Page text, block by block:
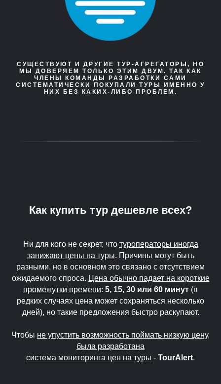
СУЩЕСТВУЮТ И ДРУГИЕ ТУР-АГРЕГАТОРЫ, НО
МЫ ДОВЕРЯЕМ ТОЛЬКО ЭТИМ ДВУМ. ТАК КАК
ЧЛЕНЫ КОМАНДЫ РАЗРАБОТКИ САМИ
СИСТЕМАТИЧЕСКИ ПОКУПАЛИ ТУРЫ ИМЕННО У
НИХ БЕЗ КАКИХ-ЛИБО ПРОБЛЕМ.
Как купить тур дешевле всех?
Ни для кого не секрет, что туроператоры иногда
занижают цены на туры. Причины могут быть
разными, но в основном это связано с отсутствием
ожидаемого спроса. Цена обычно падает на короткие
промежутки времени: 5, 15, 30 или 60 минут (в
редких случаях цена может сохраняться несколько
дней), но такие предложения быстро раскупают.
Чтобы не упустить возможность поймать низкую цену,
была разработана
система мониторинга цен на туры - TourAlert.